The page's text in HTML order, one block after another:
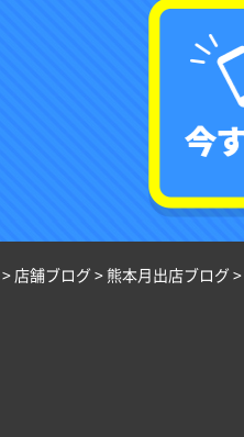
> 店舗ブログ >熊本月出店ブログ >